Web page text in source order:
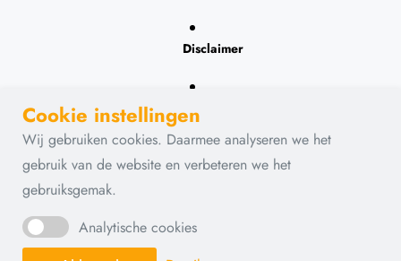
Disclaimer
Contact
Cookie instellingen
Wij gebruiken cookies. Daarmee analyseren we het
gebruik van de website en verbeteren we het
gebruiksgemak.
Analytische cookies